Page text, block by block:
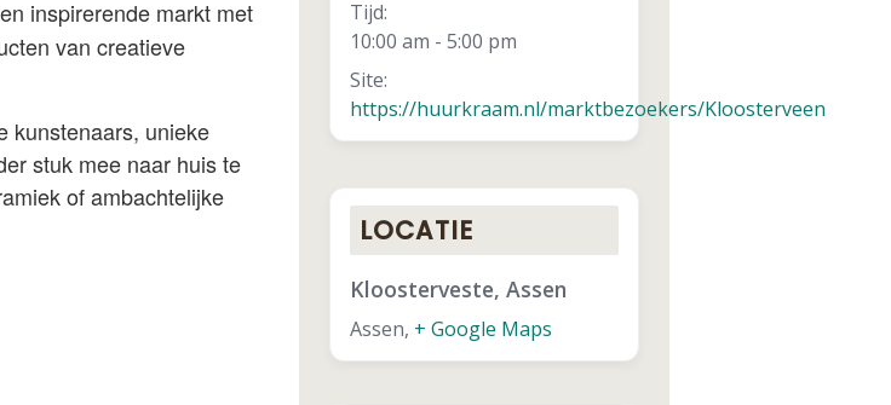
inspirerende markt met
van creatieve
kunstenaars, unieke
stuk mee naar huis te
of ambachtelijke
Tijd:
10:00 am - 5:00 pm
Site:
https://huurkraam.nl/marktbezoekers/Kloosterveen
LOCATIE
Kloosterveste, Assen
Assen, + Google Maps